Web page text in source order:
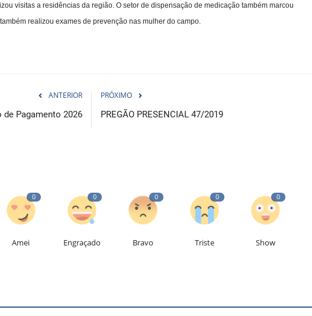
visitas a residências da região. O setor de dispensação de medicação também marcou
realizou exames de prevenção nas mulher do campo.
ANTERIOR
de Pagamento 2026
PRÓXIMO
PREGÃO PRESENCIAL 47/2019
0
Amei
0
Engraçado
0
Bravo
0
Triste
0
Show